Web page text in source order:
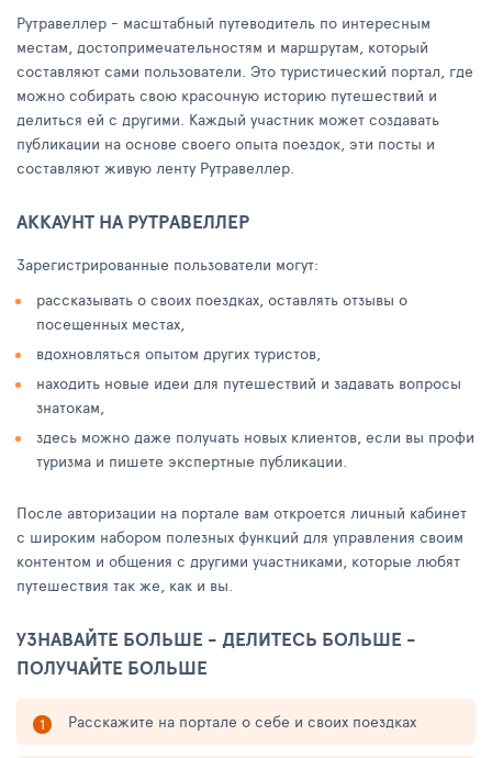
Рутравеллер - масштабный путеводитель по интересным
местам, достопримечательностям и маршрутам, который
составляют сами пользователи. Это туристический портал, где
можно собирать свою красочную историю путешествий и
делиться ей с другими. Каждый участник может создавать
публикации на основе своего опыта поездок, эти посты и
составляют живую ленту Рутравеллер.
АККАУНТ НА РУТРАВЕЛЛЕР
Зарегистрированные пользователи могут:
рассказывать о своих поездках, оставлять отзывы о
посещенных местах,
вдохновляться опытом других туристов,
находить новые идеи для путешествий и задавать вопросы
знатокам,
здесь можно даже получать новых клиентов, если вы профи
туризма и пишете экспертные публикации.
После авторизации на портале вам откроется личный кабинет
с широким набором полезных функций для управления своим
контентом и общения с другими участниками, которые любят
путешествия так же, как и вы.
УЗНАВАЙТЕ БОЛЬШЕ - ДЕЛИТЕСЬ БОЛЬШЕ -
ПОЛУЧАЙТЕ БОЛЬШЕ
Расскажите на портале о себе и своих поездках